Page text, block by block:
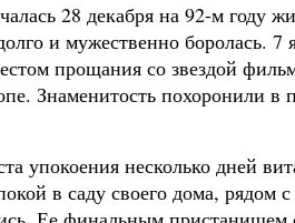
28 декабря на 92-м году
и мужественно боролась. 7
прощания со звездой
Знаменитость похоронили в
упокоения несколько дней
в саду своего дома,